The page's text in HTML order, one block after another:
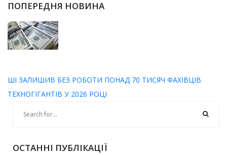
ПОПЕРЕДНЯ НОВИНА
ШІ ЗАЛИШИВ БЕЗ РОБОТИ ПОНАД 70 ТИСЯЧ ФАХІВЦІВ
ТЕХНОГІГАНТІВ У 2026 РОЦІ
ОСТАННІ ПУБЛІКАЦІЇ